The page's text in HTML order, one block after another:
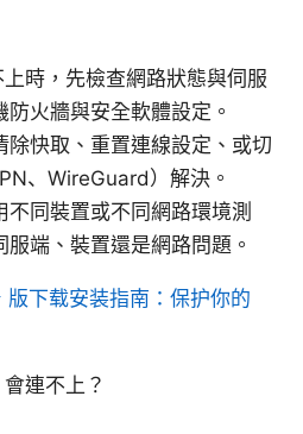
時，先檢查網路狀態與伺服
火牆與安全軟體設定。
除快取、重置連線設定、或切
、WireGuard）解決。
同裝置或不同網路環境測
端、裝置還是網路問題。
下载安装指南：保护你的
連不上？